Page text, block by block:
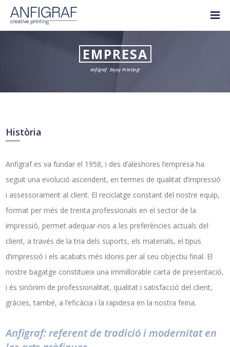
EMPRESA
Anfigraf. Enjoy Printing!
Història
Anfigraf es va fundar el 1958, i des d’aleshores l’empresa ha
seguit una evolució ascendent, en termes de qualitat d’impressió
i assessorament al client. El reciclatge constant del nostre equip,
format per més de trenta professionals en el sector de la
impressió, permet adequar-nos a les preferències actuals del
client, a través de la tria dels suports, els materials, el tipus
d’impressió i els acabats més idonis per al seu objectiu final. El
nostre bagatge constitueix una immillorable carta de presentació,
i és sinònim de professionalitat, qualitat i satisfacció del client,
gràcies, també, a l’eficàcia i la rapidesa en la nostra feina.
Anfigraf: referent de tradició i modernitat en